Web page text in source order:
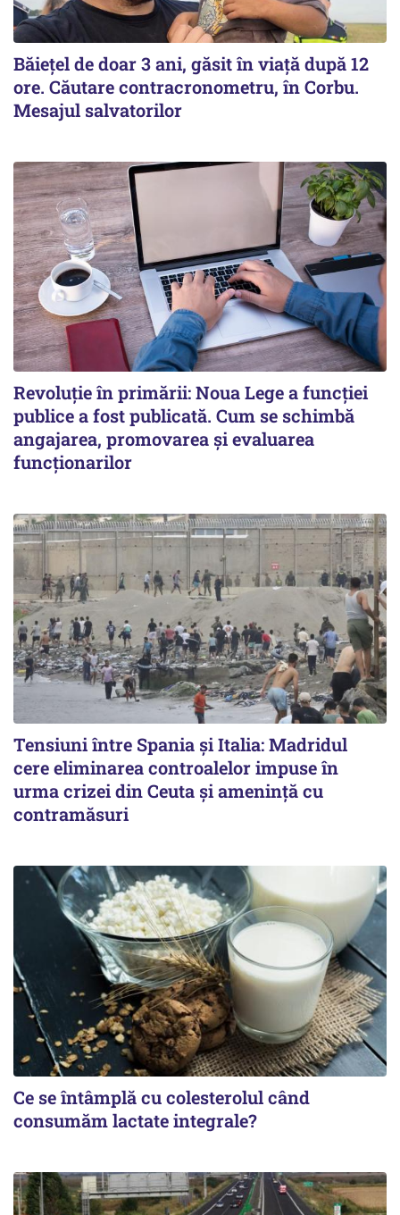
Băiețel de doar 3 ani, găsit în viață după 12
ore. Căutare contracronometru, în Corbu.
Mesajul salvatorilor
Revoluție în primării: Noua Lege a funcției
publice a fost publicată. Cum se schimbă
angajarea, promovarea și evaluarea
funcționarilor
Tensiuni între Spania și Italia: Madridul
cere eliminarea controalelor impuse în
urma crizei din Ceuta și amenință cu
contramăsuri
Ce se întâmplă cu colesterolul când
consumăm lactate integrale?